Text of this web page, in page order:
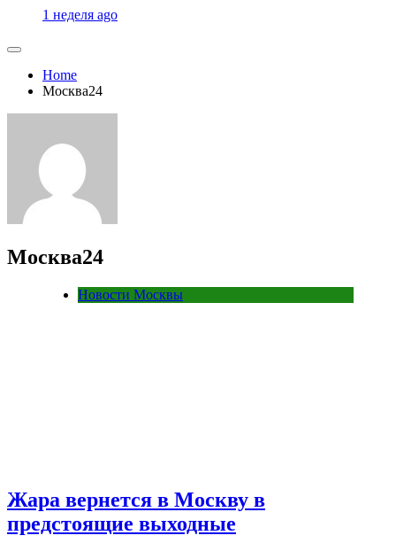
1 неделя ago
Home
Москва24
Москва24
Новости Москвы
Жара вернется в Москву в
предстоящие выходные